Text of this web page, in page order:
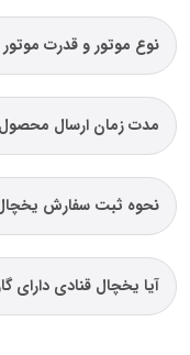
نوع موتور و قدرت
مدت زمان ارسال
نحوه ثبت سفارش
آیا یخچال قنادی